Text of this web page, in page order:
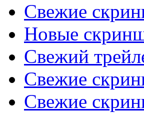
Свежие
Новые
Свежий
Свежие
Свежие